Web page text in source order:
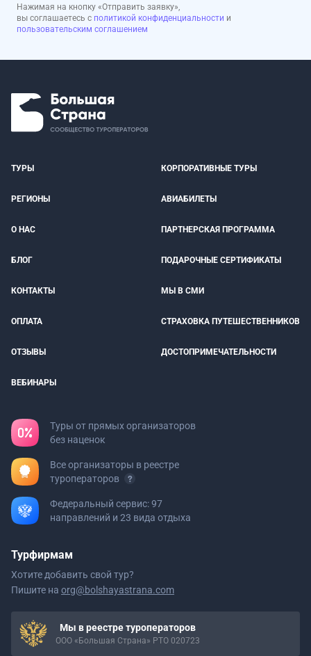
Нажимая на кнопку «Отправить заявку»,
вы соглашаетесь с политикой конфиденциальности и
пользовательским соглашением
ТУРЫ КОРПОРАТИВНЫЕ ТУРЫ
РЕГИОНЫ АВИАБИЛЕТЫ
О НАС ПАРТНЕРСКАЯ ПРОГРАММА
БЛОГ ПОДАРОЧНЫЕ СЕРТИФИКАТЫ
КОНТАКТЫ МЫ В СМИ
ОПЛАТА СТРАХОВКА ПУТЕШЕСТВЕННИКОВ
ОТЗЫВЫ ДОСТОПРИМЕЧАТЕЛЬНОСТИ
ВЕБИНАРЫ
Туры от прямых организаторов
без наценок
Все организаторы в реестре
туроператоров
Федеральный сервис: 97
направлений и 23 вида отдыха
Турфирмам
Хотите добавить свой тур?
Пишите на org@bolshayastrana.com
Мы в реестре туроператоров
ООО «Большая Страна» РТО 020723